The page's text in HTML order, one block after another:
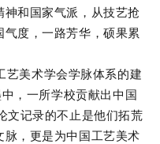
和国家气派，从技艺抢
度，一路芳华，硕果累
艺美术学会学脉体系的建
，一所学校贡献出中国
文记录的不止是他们拓荒
，更是为中国工艺美术